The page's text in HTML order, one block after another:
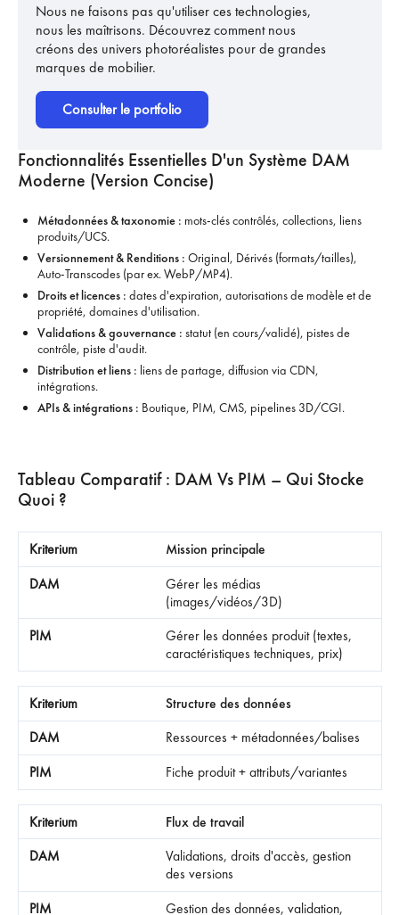
Nous ne faisons pas qu'utiliser ces technologies,
nous les maîtrisons. Découvrez comment nous
créons des univers photoréalistes pour de grandes
marques de mobilier.
Consulter le portfolio
Fonctionnalités Essentielles D'un Système DAM
Moderne (version Concise)
Métadonnées & taxonomie : mots-clés contrôlés, collections, liens
produits/UCS.
Versionnement & Renditions : Original, Dérivés (formats/tailles),
Auto-Transcodes (par ex. WebP/MP4).
Droits et licences : dates d'expiration, autorisations de modèle et de
propriété, domaines d'utilisation.
Validations & gouvernance : statut (en cours/validé), pistes de
contrôle, piste d'audit.
Distribution et liens : liens de partage, diffusion via CDN,
intégrations.
APIs & intégrations : Boutique, PIM, CMS, pipelines 3D/CGI.
Tableau Comparatif : DAM Vs PIM – Qui Stocke
Quoi ?
Mission principale
Gérer les médias
(images/vidéos/3D)
Gérer les données produit (textes,
caractéristiques techniques, prix)
Structure des données
Ressources + métadonnées/balises
Fiche produit + attributs/variantes
Flux de travail
Validations, droits d'accès, gestion
des versions
Gestion des données, validation,